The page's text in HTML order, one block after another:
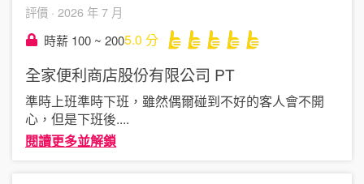
評價 · 2026 年 7 月
時薪 100 ~ 2005.0 分
全家便利商店股份有限公司 PT
準時上班準時下班，雖然偶爾碰到不好的客人會不開
心，但是下班後....
閱讀更多並解鎖